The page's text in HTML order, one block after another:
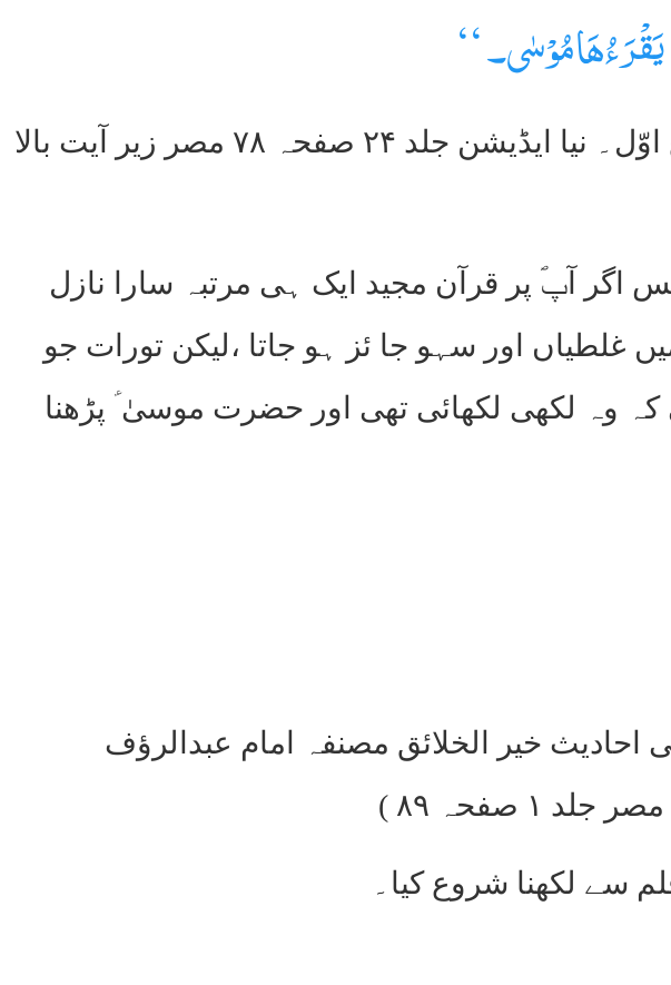
ھَا مُوْسٰی۔ ‘‘
(تفسیر کبیر رازی جلد۶ صفحہ ۴۷۲ مطبوعہ مطبع اوّل۔ نیا ایڈیشن جلد ۲۴ صفحہ ۷۸ مصر زیر آیت بالا
اگر آپؐ پر قرآن مجید ایک ہی مرتبہ سارا نازل
غلطیاں اور سہو جا ئز ہو جاتا ،لیکن تورات جو
وہ لکھی لکھائی تھی اور حضرت موسیٰ ؑ پڑھنا
احادیث خیر الخلائق مصنفہ امام عبدالرؤف
صفحہ ۸۹ )
سے لکھنا شروع کیا۔